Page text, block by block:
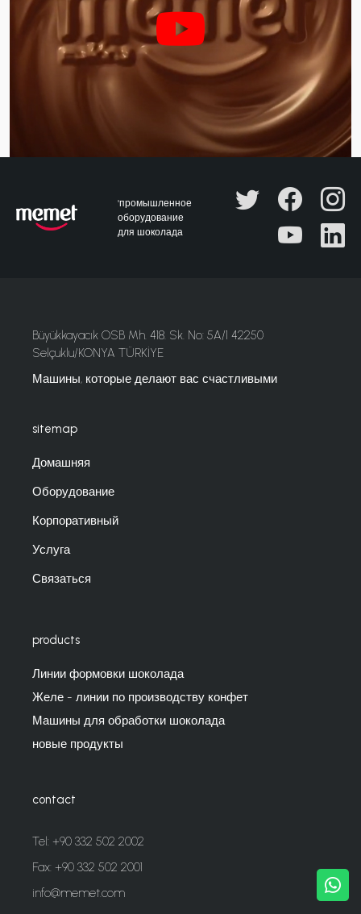
"промышленное
оборудование
для шоколада
Büyükkayacık OSB Mh. 418. Sk. No: 5A/1 42250
Selçuklu/KONYA TÜRKİYE
Машины, которые делают вас счастливыми
sitemap
Домашняя
Оборудование
Корпоративный
Услуга
Связаться
products
Линии формовки шоколада
Желе - линии по производству конфет
Машины для обработки шоколада
новые продукты
contact
Tel: +90 332 502 2002
Fax: +90 332 502 2001
info@memet.com